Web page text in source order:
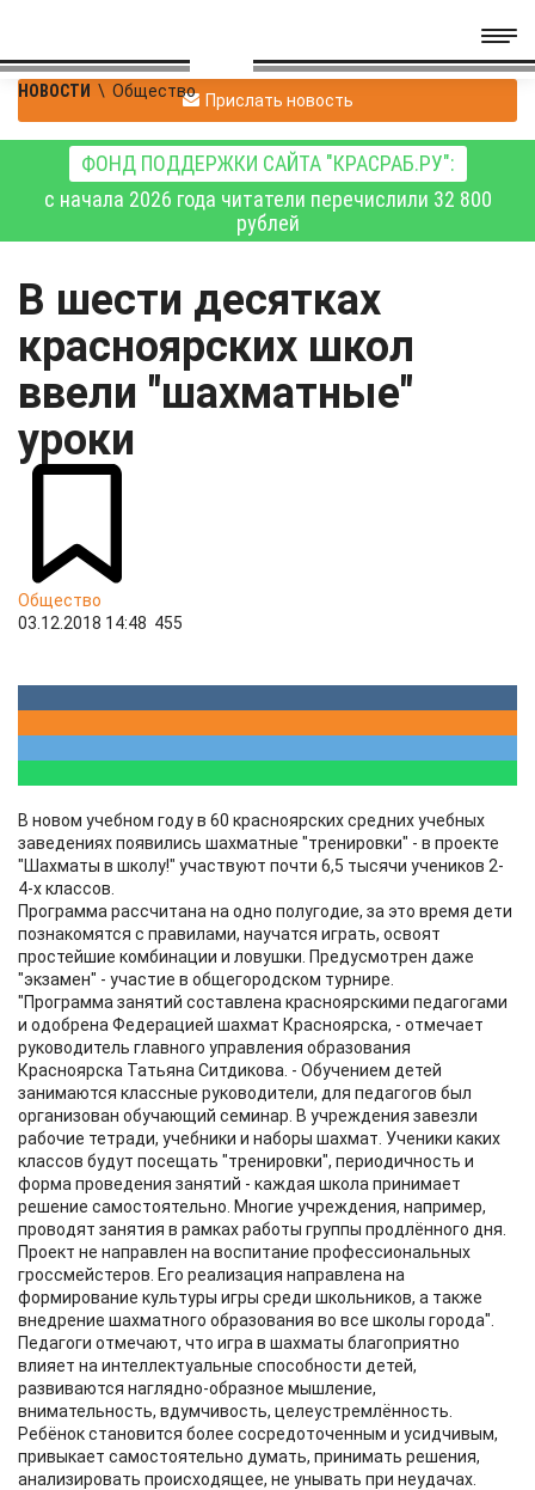
НОВОСТИ \ Общество Прислать новость
ФОНД ПОДДЕРЖКИ САЙТА "КРАСРАБ.РУ":
с начала 2026 года читатели перечислили 32 800
рублей
В шести десятках
красноярских школ
ввели "шахматные"
уроки
Общество
03.12.2018 14:48 455
В новом учебном году в 60 красноярских средних учебных
заведениях появились шахматные "тренировки" - в проекте
"Шахматы в школу!" участвуют почти 6,5 тысячи учеников 2-
4-х классов.
Программа рассчитана на одно полугодие, за это время дети
познакомятся с правилами, научатся играть, освоят
простейшие комбинации и ловушки. Предусмотрен даже
"экзамен" - участие в общегородском турнире.
"Программа занятий составлена красноярскими педагогами
и одобрена Федерацией шахмат Красноярска, - отмечает
руководитель главного управления образования
Красноярска Татьяна Ситдикова. - Обучением детей
занимаются классные руководители, для педагогов был
организован обучающий семинар. В учреждения завезли
рабочие тетради, учебники и наборы шахмат. Ученики каких
классов будут посещать "тренировки", периодичность и
форма проведения занятий - каждая школа принимает
решение самостоятельно. Многие учреждения, например,
проводят занятия в рамках работы группы продлённого дня.
Проект не направлен на воспитание профессиональных
гроссмейстеров. Его реализация направлена на
формирование культуры игры среди школьников, а также
внедрение шахматного образования во все школы города".
Педагоги отмечают, что игра в шахматы благоприятно
влияет на интеллектуальные способности детей,
развиваются наглядно-образное мышление,
внимательность, вдумчивость, целеустремлённость.
Ребёнок становится более сосредоточенным и усидчивым,
привыкает самостоятельно думать, принимать решения,
анализировать происходящее, не унывать при неудачах.